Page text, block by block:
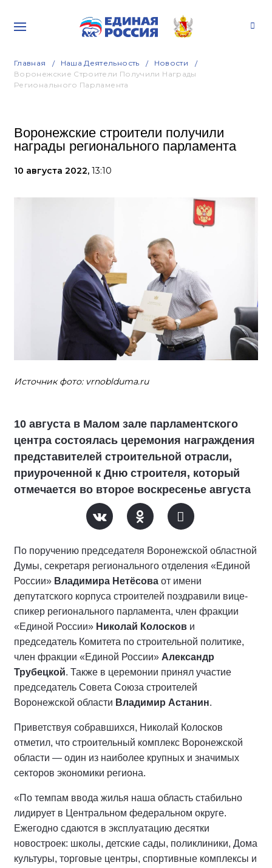
Главная Наша Деятельность
Новости
Воронежские Строители Получили Награды
Регионального Парламента
Воронежские строители получили
награды регионального парламента
10 августа 2022, 13:10
Источник фото: vrnoblduma.ru
10 августа в Малом зале парламентского
центра состоялась церемония награждения
представителей строительной отрасли,
приуроченной к Дню строителя, который
отмечается во второе воскресенье августа
По поручению председателя Воронежской областной
Думы, секретаря регионального отделения «Единой
России» Владимира Нетёсова от имени
депутатского корпуса строителей поздравили вице-
спикер регионального парламента, член фракции
«Единой России» Николай Колосков и
председатель Комитета по строительной политике,
член фракции «Единой России» Александр
Трубецкой. Также в церемонии принял участие
председатель Совета Союза строителей
Воронежской области Владимир Астанин.
Приветствуя собравшихся, Николай Колосков
отметил, что строительный комплекс Воронежской
области — один из наиболее крупных и значимых
секторов экономики региона.
«По темпам ввода жилья наша область стабильно
лидирует в Центральном федеральном округе.
Ежегодно сдаются в эксплуатацию десятки
новостроек: школы, детские сады, поликлиники, Дома
культуры, торговые центры, спортивные комплексы и